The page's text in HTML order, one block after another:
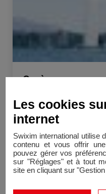
Genève
4 770 CHF/ mois
Location Appartement
Les cookies
internet
Swixim international utilise
contenu et vous offrir
pouvez gérer vos
sur "Réglages" et à tout
site en cliquant sur